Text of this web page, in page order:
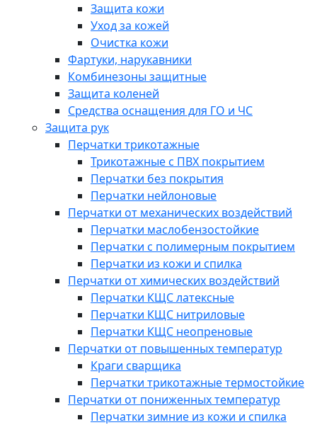
Защита кожи
Уход за кожей
Очистка кожи
Фартуки, нарукавники
Комбинезоны защитные
Защита коленей
Средства оснащения для ГО и ЧС
Защита рук
Перчатки трикотажные
Трикотажные с ПВХ покрытием
Перчатки без покрытия
Перчатки нейлоновые
Перчатки от механических воздействий
Перчатки маслобензостойкие
Перчатки с полимерным покрытием
Перчатки из кожи и спилка
Перчатки от химических воздействий
Перчатки КЩС латексные
Перчатки КЩС нитриловые
Перчатки КЩС неопреновые
Перчатки от повышенных температур
Краги сварщика
Перчатки трикотажные термостойкие
Перчатки от пониженных температур
Перчатки зимние из кожи и спилка